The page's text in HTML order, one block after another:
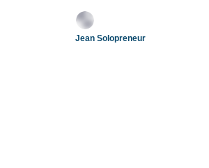
Jean Solopreneur